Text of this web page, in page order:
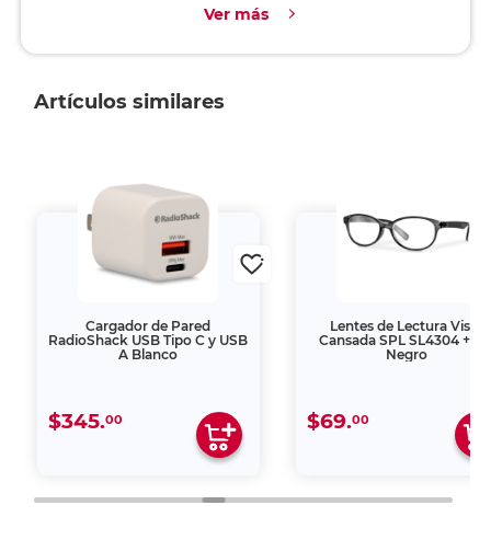
Ver más
Artículos similares
Cargador de Pared
RadioShack USB Tipo C y USB
A Blanco
$345.00
Lentes de Lectura Vista
Cansada SPL SL4304
Negro
$69.00